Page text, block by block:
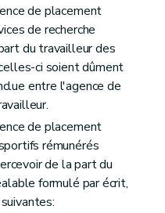
de placement
de recherche
du travailleur des
ci soient dûment
entre l'agence de
de placement
rémunérés
de la part du
formulé par écrit,